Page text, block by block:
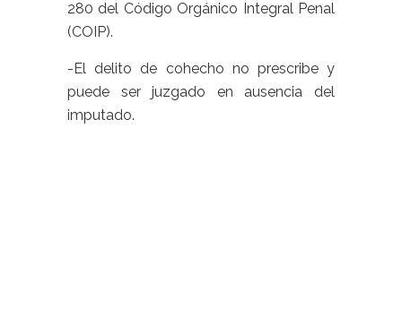
280 del Código Orgánico Integral Penal
(COIP).
-El delito de cohecho no prescribe y
puede ser juzgado en ausencia del
imputado.